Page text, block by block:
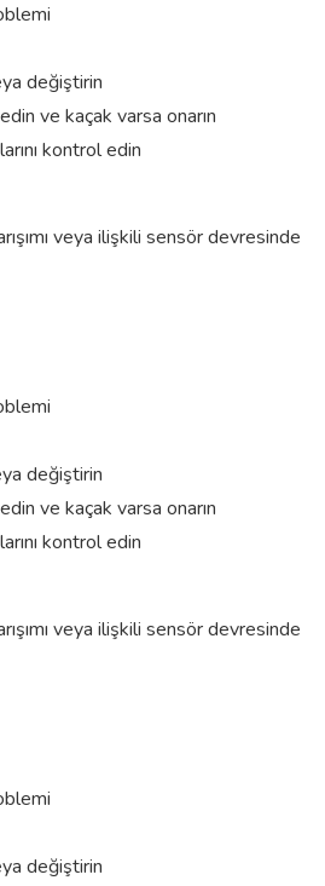
değiştirin
ve kaçak varsa onarın
kontrol edin
veya ilişkili sensör devresinde
değiştirin
ve kaçak varsa onarın
kontrol edin
veya ilişkili sensör devresinde
değiştirin